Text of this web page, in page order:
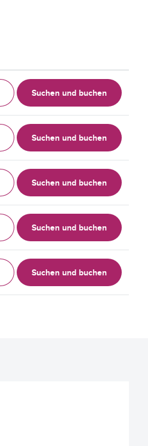
Suchen und buchen
Suchen und buchen
Suchen und buchen
Suchen und buchen
Suchen und buchen